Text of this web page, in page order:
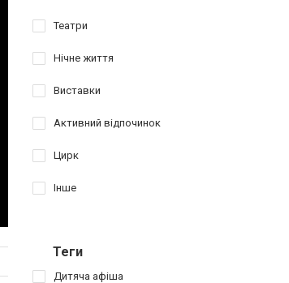
Театри
Нічне життя
Виставки
Активний відпочинок
Цирк
Інше
Теги
Дитяча афіша